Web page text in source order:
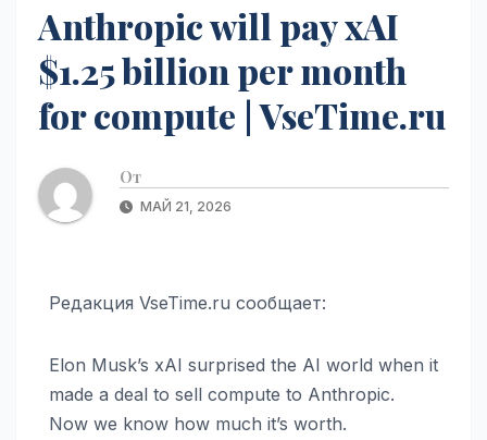
Anthropic will pay xAI
$1.25 billion per month
for compute | VseTime.ru
От
МАЙ 21, 2026
Редакция VseTime.ru сообщает:
Elon Musk’s xAI surprised the AI world when it
made a deal to sell compute to Anthropic.
Now we know how much it’s worth.